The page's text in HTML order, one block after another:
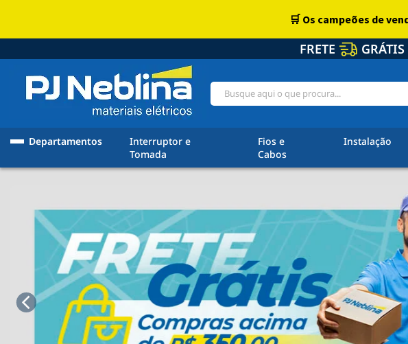
FRETE GRÁTIS
Departamentos
Interruptor e
Tomada
Fios e
Cabos
Instalação